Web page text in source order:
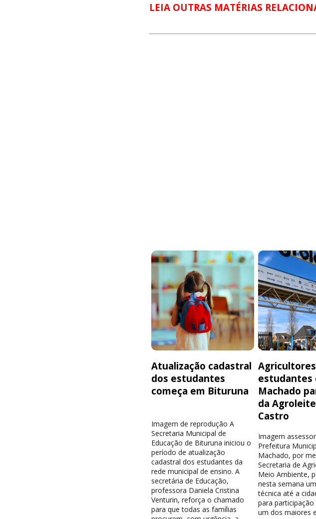
LEIA OUTRAS MATÉRIAS
Atualização cadastral
dos estudantes
começa em Bituruna
Imagem de reprodução A
Secretaria Municipal de
Educação de Bituruna iniciou o
período de atualização
cadastral dos estudantes da
rede municipal de ensino. A
secretária de Educação,
professora Daniela Cristina
Venturin, reforça o chamado
para que todas as famílias
estudantes
Machado
da
Castro
Imagem
Prefeitura
Machado, por
Secretaria de
Meio Ambiente,
nesta semana
técnica até a
para
um dos maiores